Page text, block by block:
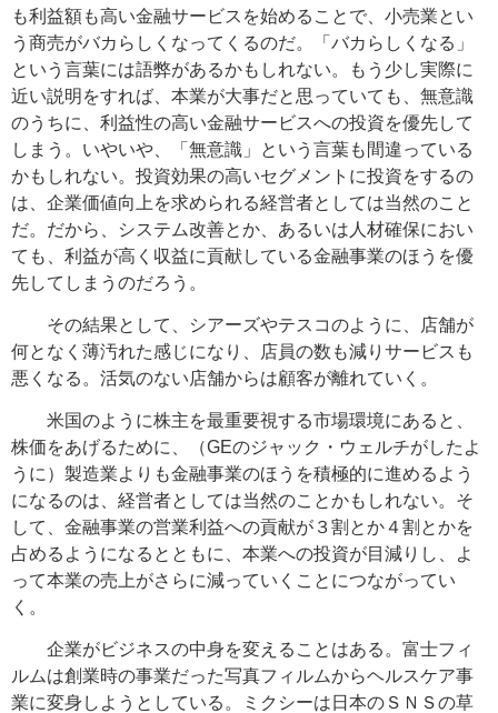
も利益額も高い金融サービスを始めることで、小売業とい
う商売がバカらしくなってくるのだ。「バカらしくなる」
という言葉には語弊があるかもしれない。もう少し実際に
近い説明をすれば、本業が大事だと思っていても、無意識
のうちに、利益性の高い金融サービスへの投資を優先して
しまう。いやいや、「無意識」という言葉も間違っている
かもしれない。投資効果の高いセグメントに投資をするの
は、企業価値向上を求められる経営者としては当然のこと
だ。だから、システム改善とか、あるいは人材確保におい
ても、利益が高く収益に貢献している金融事業のほうを優
先してしまうのだろう。
その結果として、シアーズやテスコのように、店舗が
何となく薄汚れた感じになり、店員の数も減りサービスも
悪くなる。活気のない店舗からは顧客が離れていく。
米国のように株主を最重要視する市場環境にあると、
株価をあげるために、（GEのジャック・ウェルチがしたよ
うに）製造業よりも金融事業のほうを積極的に進めるよう
になるのは、経営者としては当然のことかもしれない。 そ
して、金融事業の営業利益への貢献が３割とか４割とかを
占めるようになるとともに、本業への投資が目減りし、よ
って本業の売上がさらに減っていくことにつながってい
く。
企業がビジネスの中身を変えることはある。富士フィ
ルムは創業時の事業だった写真フィルムからヘルスケア事
業に変身しようとしている。ミクシーは日本のＳＮＳの草